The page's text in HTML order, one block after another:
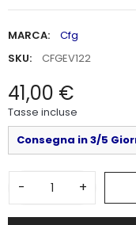
MARCA:
Cfg
SKU:
CFGEV122
41,00 €
Tasse incluse
Consegna in 3/5
- +